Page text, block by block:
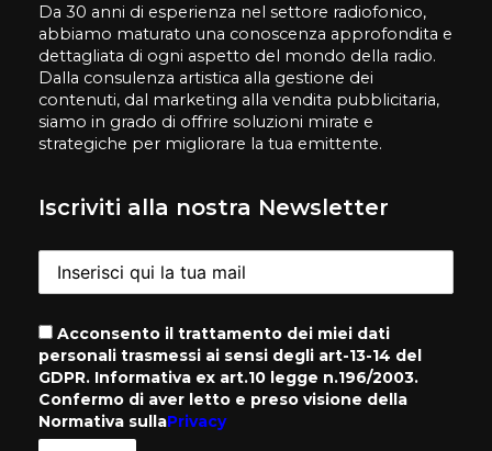
Da 30 anni di esperienza nel settore radiofonico,
abbiamo maturato una conoscenza approfondita e
dettagliata di ogni aspetto del mondo della radio.
Dalla consulenza artistica alla gestione dei
contenuti, dal marketing alla vendita pubblicitaria,
siamo in grado di offrire soluzioni mirate e
strategiche per migliorare la tua emittente.
Iscriviti alla nostra Newsletter
Acconsento il trattamento dei miei dati
personali trasmessi ai sensi degli art-13-14 del
GDPR. Informativa ex art.10 legge n.196/2003.
Confermo di aver letto e preso visione della
Normativa sullaPrivacy